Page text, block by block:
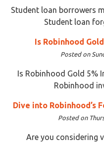
Student loan borrowers
Student loan
Is Robinhood
Posted on
Is Robinhood Gold 5%
Robinhood
Dive into Robinhood’s
Posted on
Are you considering